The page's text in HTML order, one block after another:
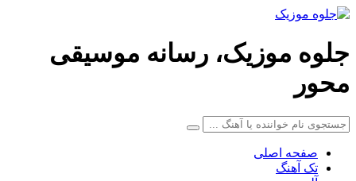
جلوه موزیک، رسانه موسیقی
محور
صفحه اصلی
تک آهنگ